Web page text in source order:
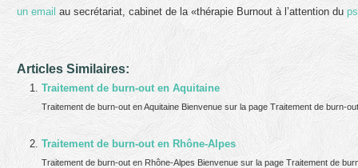
un email au secrétariat, cabinet de la «thérapie Burnout à l’attention du
Articles Similaires:
Traitement de burn-out en Aquitaine
Traitement de burn-out en Aquitaine Bienvenue sur la page Traitement de burn-
Traitement de burn-out en Rhône-Alpes
Traitement de burn-out en Rhône-Alpes Bienvenue sur la page Traitement de